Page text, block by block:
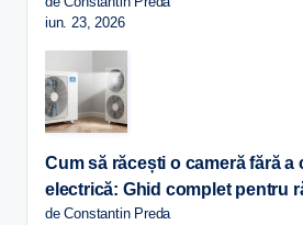
iun. 23, 2026
Cum să răcești o cameră fără a
electrică: Ghid complet pentru
de Constantin Preda